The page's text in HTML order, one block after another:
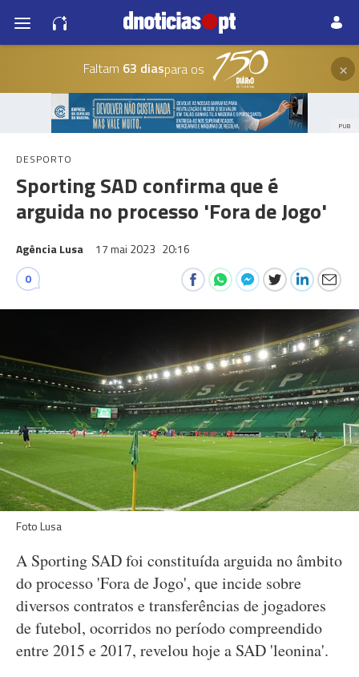
Faltam 63 diaspara os ×
PUB
DESPORTO
Sporting SAD confirma que é
arguida no processo 'Fora de Jogo'
Agência Lusa 17 mai 2023 20:16
0
Foto Lusa
A Sporting SAD foi constituída arguida no âmbito
do processo 'Fora de Jogo', que incide sobre
diversos contratos e transferências de jogadores
de futebol, ocorridos no período compreendido
entre 2015 e 2017, revelou hoje a SAD 'leonina'.